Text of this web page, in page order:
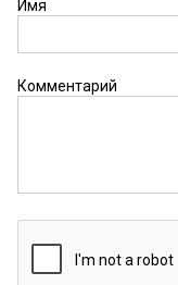
Имя
Комментарий